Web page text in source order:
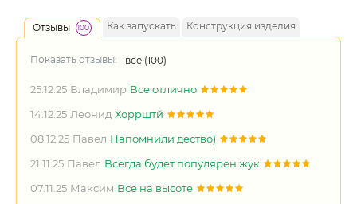
Отзывы 100 Как запускать Конструкция изделия
Показать отзывы: все (100)
25.12.25 Владимир Все отлично
14.12.25 Леонид Хоррштй
08.12.25 Павел Напомнили дество)
21.11.25 Павел Всегда будет популярен жук
07.11.25 Максим Все на высоте